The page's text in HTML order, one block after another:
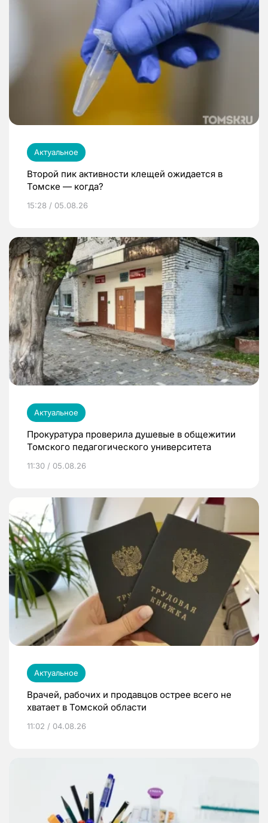
Актуальное
Второй пик активности клещей ожидается в
Томске — когда?
15:28 / 05.08.26
Актуальное
Прокуратура проверила душевые в общежитии
Томского педагогического университета
11:30 / 05.08.26
Актуальное
Врачей, рабочих и продавцов острее всего не
хватает в Томской области
11:02 / 04.08.26